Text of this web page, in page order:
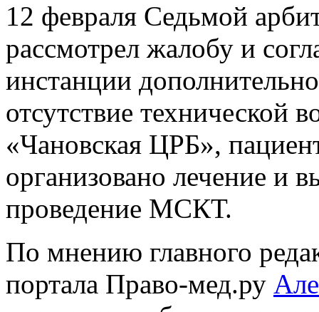
12 февраля Седьмой
рассмотрел жалобу и
инстанции
отсутствие
«Чановская ЦРБ»,
организовано лечение и
проведение МСКТ.
По мнению главного
портала Право-мед.ру